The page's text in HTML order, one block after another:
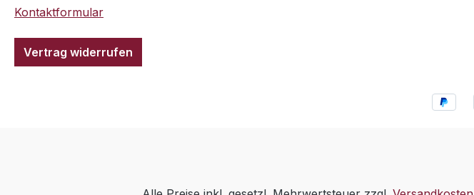
Kontaktformular
Vertrag widerrufen